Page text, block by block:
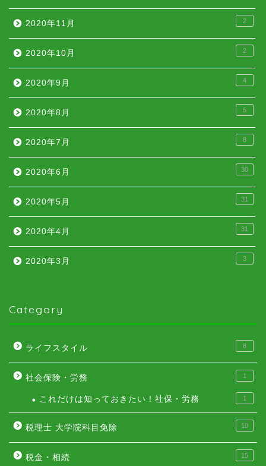
2020年11月 2
2020年10月 2
2020年9月 4
2020年8月 5
2020年7月 8
2020年6月 30
2020年5月 31
2020年4月 31
2020年3月 3
Category
ライフスタイル 8
社会保険・労務 1
これだけは知っておきたい！社保・労務 1
税理士 大学院科目免除 10
税金・相続 15